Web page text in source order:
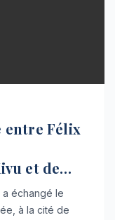
entre Félix
et de
a échangé le
à la cité de